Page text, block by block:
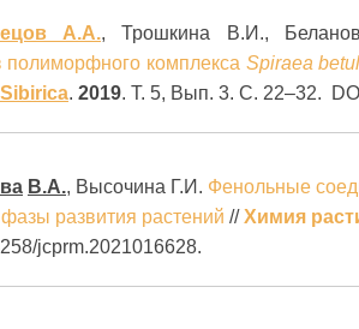
А.А., Трошкина В.И.,
полиморфного комплекса Spiraea
. 2019. Т. 5, Вып. 3. С. 22–32.
В.А., Высочина Г.И. Фенольные
развития растений //Химия
jcprm.2021016628.